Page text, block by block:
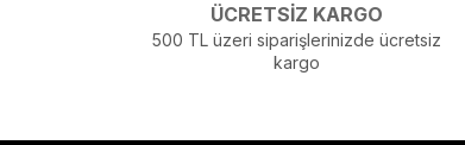
ÜCRETSİZ KARGO
500 TL üzeri siparişlerinizde ücretsiz
kargo